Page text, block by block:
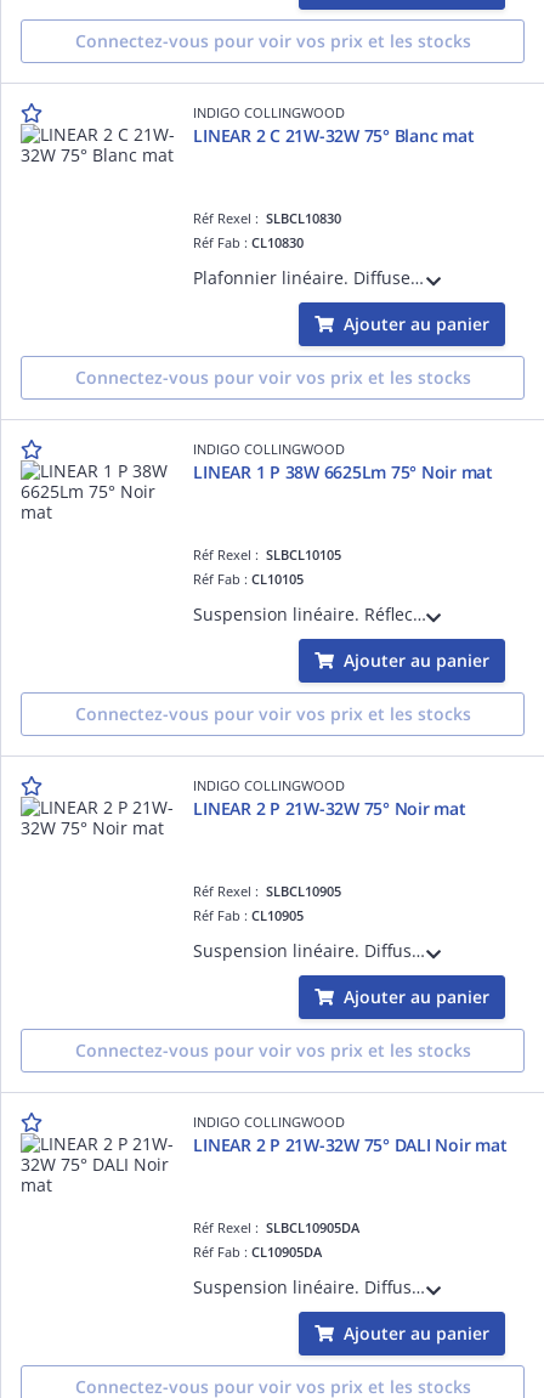
Connectez-vous pour voir vos prix et les stocks
INDIGO COLLINGWOOD
LINEAR 2 C 21W-32W 75° Blanc mat
Réf Rexel :SLBCL10830
Réf Fab :CL10830
Plafonnier linéaire. Diffuseur PC prismatique. 21 ou 32W et 3000K, 3500K ou 4000K au choix à l'arrière du luminaire. Convertisseur non dimmable intégré dans l'appareil. Possibilité de mise en ligne jusqu'à maximum 25 luminaires.
Ajouter au panier
Connectez-vous pour voir vos prix et les stocks
INDIGO COLLINGWOOD
LINEAR 1 P 38W 6625Lm 75° Noir mat
Réf Rexel :SLBCL10105
Réf Fab :CL10105
Suspension linéaire. Réflecteur basse luminance. 3000K, 3500K ou 4000K à sélectionner. Avec câbles de suspension noirs (2m max). Base ronde et câble d'alimentation noirs (2m) à commander séparément. Convertisseur non dimmable intégré.
Ajouter au panier
Connectez-vous pour voir vos prix et les stocks
INDIGO COLLINGWOOD
LINEAR 2 P 21W-32W 75° Noir mat
Réf Rexel :SLBCL10905
Réf Fab :CL10905
Suspension linéaire. Diffuseur PC prismatique. 21 ou 32W et 3000K, 3500K ou 4000K à sélectionner. Avec câbles de suspension noirs (2m). Base ronde et câble d'alim noirs à commander séparément. Convertisseur non dimmable intégré.
Ajouter au panier
Connectez-vous pour voir vos prix et les stocks
INDIGO COLLINGWOOD
LINEAR 2 P 21W-32W 75° DALI Noir mat
Réf Rexel :SLBCL10905DA
Réf Fab :CL10905DA
Suspension linéaire. Diffuseur PC prismatique. 21 ou 32W et 3000K, 3500K ou 4000K à sélectionner. Avec câbles de suspension noirs. Base ronde et câble d'alim noirs à commander séparément. Convertisseur dimmable DALI-push intégré.
Ajouter au panier
Connectez-vous pour voir vos prix et les stocks